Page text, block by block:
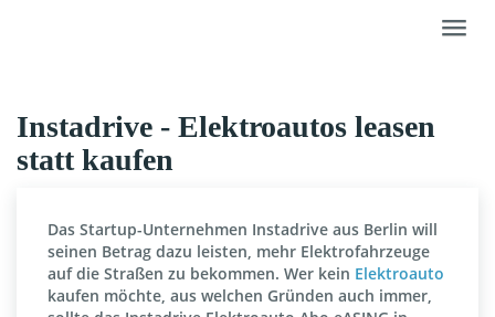
Instadrive - Elektroautos leasen
statt kaufen
Das Startup-Unternehmen Instadrive aus Berlin will
seinen Betrag dazu leisten, mehr Elektrofahrzeuge
auf die Straßen zu bekommen. Wer kein Elektroauto
kaufen möchte, aus welchen Gründen auch immer,